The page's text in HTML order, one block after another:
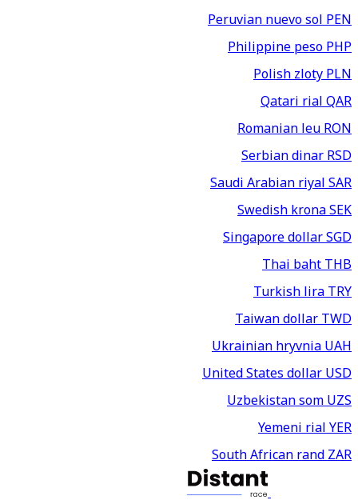
Peruvian nuevo solPEN
Philippine pesoPHP
Polish zlotyPLN
Qatari rialQAR
Romanian leuRON
Serbian dinarRSD
Saudi Arabian riyalSAR
Swedish kronaSEK
Singapore dollarSGD
Thai bahtTHB
Turkish liraTRY
Taiwan dollarTWD
Ukrainian hryvniaUAH
United States dollarUSD
Uzbekistan somUZS
Yemeni rialYER
South African randZAR